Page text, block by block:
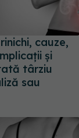
cauze,
și
târziu
sau